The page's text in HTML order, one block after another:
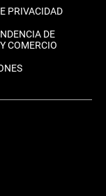
PRIVACIDAD
DE
COMERCIO